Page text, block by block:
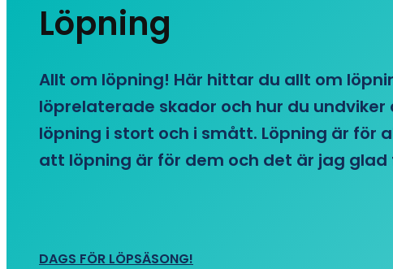
Löpning
Allt om löpning! Här hittar du allt om
löprelaterade skador och hur du
löpning i stort och i smått. Löpning är för
att löpning är för dem och det är jag glad
DAGS FÖR LÖPSÄSONG!